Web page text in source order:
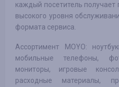
каждый посетитель
высокого уровня
формата сервиса.
Ассортимент MOYO:
мобильные телефоны,
мониторы, игровые
расходные материалы,